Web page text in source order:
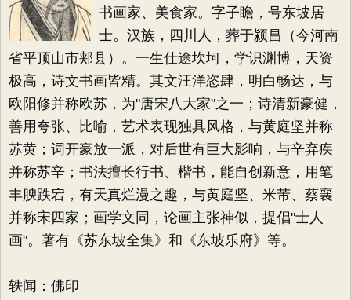
书画家、美食家。字子瞻，号东坡居
士。汉族，四川人，葬于颍昌（今河南
省平顶山市郏县）。一生仕途坎坷，学识渊博，天资
极高，诗文书画皆精。其文汪洋恣肆，明白畅达，与
欧阳修并称欧苏，为"唐宋八大家"之一；诗清新豪健，
善用夸张、比喻，艺术表现独具风格，与黄庭坚并称
苏黄；词开豪放一派，对后世有巨大影响，与辛弃疾
并称苏辛；书法擅长行书、楷书，能自创新意，用笔
丰腴跌宕，有天真烂漫之趣，与黄庭坚、米芾、蔡襄
并称宋四家；画学文同，论画主张神似，提倡"士人
画"。著有《苏东坡全集》和《东坡乐府》等。
轶闻：佛印